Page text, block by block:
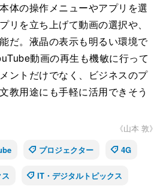
体の操作メニューやアプリを選
リを立ち上げて動画の選択や、
だ。液晶の表示も明るい環境で
動画の再生も機敏に行って
ントだけでなく、ビジネスのプ
教用途にも手軽に活用できそう
《山本 敦》
プロジェクター 4G
IT・デジタルトピックス